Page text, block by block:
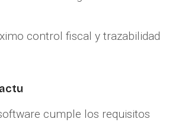
control fiscal y trazabilidad
cumple los requisitos